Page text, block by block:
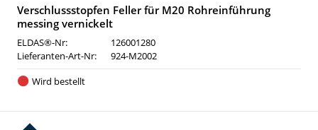
Verschlussstopfen Feller für M20 Rohreinführung
messing vernickelt
ELDAS®-Nr:
126001280
Lieferanten-Art-Nr:
924-M2002
Wird bestellt